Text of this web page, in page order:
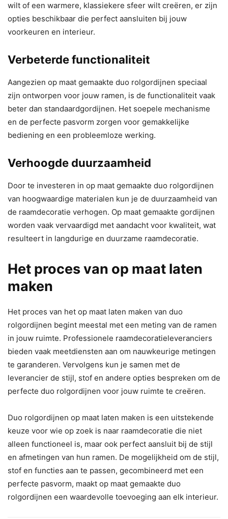
wilt of een warmere, klassiekere sfeer wilt creëren, er zijn
opties beschikbaar die perfect aansluiten bij jouw
voorkeuren en interieur.
Verbeterde functionaliteit
Aangezien op maat gemaakte duo rolgordijnen speciaal
zijn ontworpen voor jouw ramen, is de functionaliteit vaak
beter dan standaardgordijnen. Het soepele mechanisme
en de perfecte pasvorm zorgen voor gemakkelijke
bediening en een probleemloze werking.
Verhoogde duurzaamheid
Door te investeren in op maat gemaakte duo rolgordijnen
van hoogwaardige materialen kun je de duurzaamheid van
de raamdecoratie verhogen. Op maat gemaakte gordijnen
worden vaak vervaardigd met aandacht voor kwaliteit, wat
resulteert in langdurige en duurzame raamdecoratie.
Het proces van op maat laten
maken
Het proces van het op maat laten maken van duo
rolgordijnen begint meestal met een meting van de ramen
in jouw ruimte. Professionele raamdecoratieleveranciers
bieden vaak meetdiensten aan om nauwkeurige metingen
te garanderen. Vervolgens kun je samen met de
leverancier de stijl, stof en andere opties bespreken om de
perfecte duo rolgordijnen voor jouw ruimte te creëren.
Duo rolgordijnen op maat laten maken is een uitstekende
keuze voor wie op zoek is naar raamdecoratie die niet
alleen functioneel is, maar ook perfect aansluit bij de stijl
en afmetingen van hun ramen. De mogelijkheid om de stijl,
stof en functies aan te passen, gecombineerd met een
perfecte pasvorm, maakt op maat gemaakte duo
rolgordijnen een waardevolle toevoeging aan elk interieur.